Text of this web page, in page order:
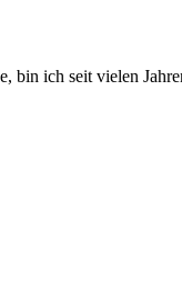
bin ich seit vielen